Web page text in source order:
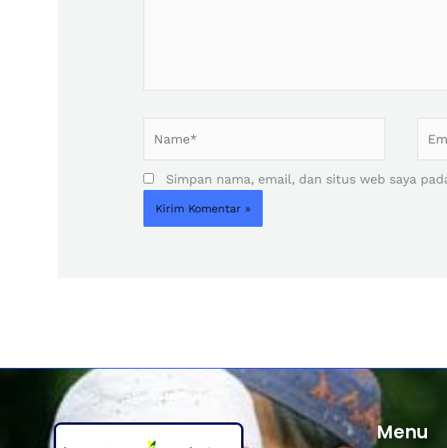
Simpan nama, email, dan situs web saya
Menu